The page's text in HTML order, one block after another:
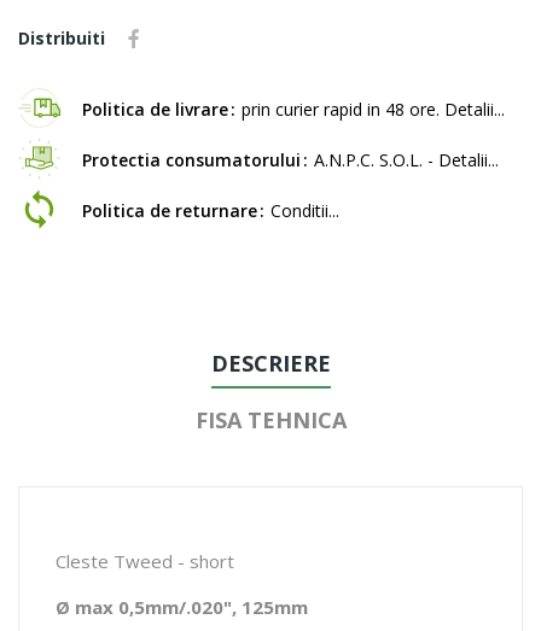
Distribuiti
Politica de livrare prin curier rapid in 48 ore. Detalii...
Protectia consumatorului A.N.P.C. S.O.L. - Detalii...
Politica de returnare Conditii...
DESCRIERE
FISA TEHNICA
Cleste Tweed - short
Ø max 0,5mm/.020", 125mm